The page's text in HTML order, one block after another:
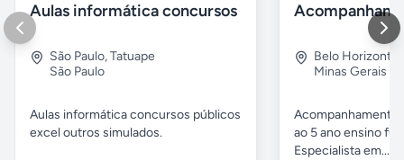
Aulas informática concursos
São Paulo,Tatuape
São Paulo
Aulas informática concursos públicos
excel outros simulados.
Belo Horizonte
Minas Gerais
Acompanhamento
ao 5 ano ensino
Especialista em...